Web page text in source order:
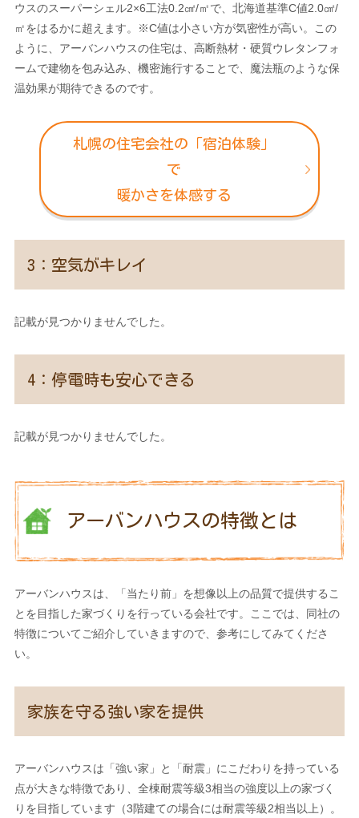
ウスのスーパーシェル2×6工法0.2㎠/㎡で、北海道基準C値2.0㎠/
㎡をはるかに超えます。※C値は小さい方が気密性が高い。この
ように、アーバンハウスの住宅は、高断熱材・硬質ウレタンフォ
ームで建物を包み込み、機密施行することで、魔法瓶のような保
温効果が期待できるのです。
札幌の住宅会社の「宿泊体験」
で
暖かさを体感する
3：空気がキレイ
記載が見つかりませんでした。
4：停電時も安心できる
記載が見つかりませんでした。
アーバンハウスの特徴とは
アーバンハウスは、「当たり前」を想像以上の品質で提供するこ
とを目指した家づくりを行っている会社です。ここでは、同社の
特徴についてご紹介していきますので、参考にしてみてくださ
い。
家族を守る強い家を提供
アーバンハウスは「強い家」と「耐震」にこだわりを持っている
点が大きな特徴であり、全棟耐震等級3相当の強度以上の家づく
りを目指しています（3階建ての場合には耐震等級2相当以上）。